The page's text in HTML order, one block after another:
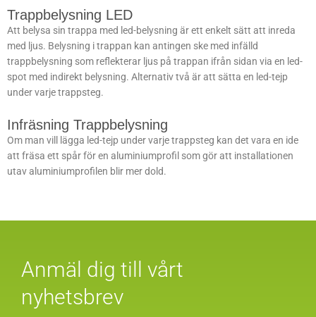
Trappbelysning LED
Att belysa sin trappa med led-belysning är ett enkelt sätt att inreda
med ljus. Belysning i trappan kan antingen ske med infälld
trappbelysning som reflekterar ljus på trappan ifrån sidan via en led-
spot med indirekt belysning. Alternativ två är att sätta en led-tejp
under varje trappsteg.
Infräsning Trappbelysning
Om man vill lägga led-tejp under varje trappsteg kan det vara en ide
att fräsa ett spår för en aluminiumprofil som gör att installationen
utav aluminiumprofilen blir mer dold.
Anmäl dig till vårt
nyhetsbrev